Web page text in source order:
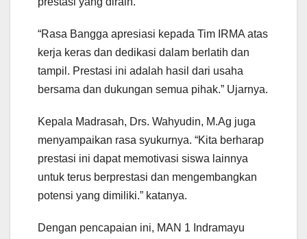
“Rasa Bangga apresiasi kepada Tim IRMA atas
kerja keras dan dedikasi dalam berlatih dan
tampil. Prestasi ini adalah hasil dari usaha
bersama dan dukungan semua pihak.” Ujarnya.
Kepala Madrasah, Drs. Wahyudin, M.Ag juga
menyampaikan rasa syukurnya. “Kita berharap
prestasi ini dapat memotivasi siswa lainnya
untuk terus berprestasi dan mengembangkan
potensi yang dimiliki.” katanya.
Dengan pencapaian ini, MAN 1 Indramayu